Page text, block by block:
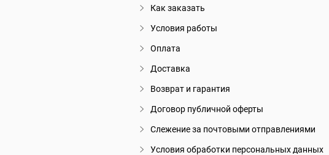
Как заказать
Условия работы
Оплата
Доставка
Возврат и гарантия
Договор публичной оферты
Слежение за почтовыми отправлениями
Условия обработки персональных данных